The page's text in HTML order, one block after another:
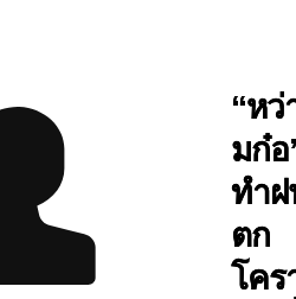
“หว่
มก๋อ
ทำ
ตก
โคร